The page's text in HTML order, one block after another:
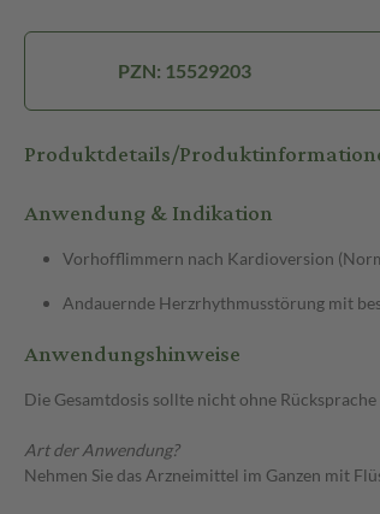
PZN: 15529203
Produktdetails/
Anwendung & Indikation
Vorhofflimmern nach Kardioversion
Andauernde Herzrhythmusstörung mit
Anwendungshinweise
Die Gesamtdosis sollte nicht ohne
Art der Anwendung?
Nehmen Sie das Arzneimittel im Ganzen mit